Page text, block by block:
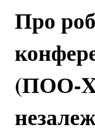
Про
(ПОО-